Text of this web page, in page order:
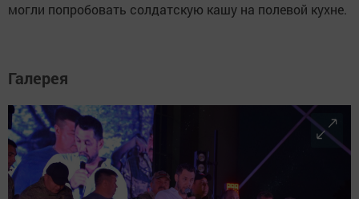
могли попробовать солдатскую кашу на полевой кухне.
Галерея